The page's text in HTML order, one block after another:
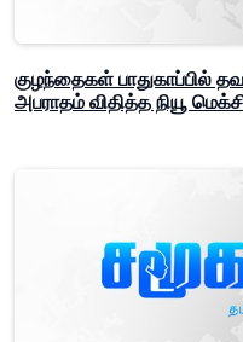
குழந்தைகள் பாதுகாப்பில்
அபராதம் விதித்த நியூ